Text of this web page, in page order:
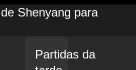
Shenyang para
Partidas da